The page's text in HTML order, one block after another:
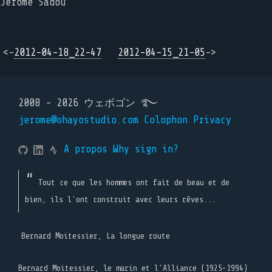
<-2012-04-18_22-47 2012-04-15_21-05->
2008 - 2026 ウェボゴン ࿐
jerome@ohayostudio.com Colophon Privacy
A propos Why sign in?
Tout ce que les hommes ont fait de beau et de
bien, ils l'ont construit avec leurs rêves...
Bernard Moitessier, La longue route
Bernard Moitessier, le marin et l’Alliance (1925-1994)